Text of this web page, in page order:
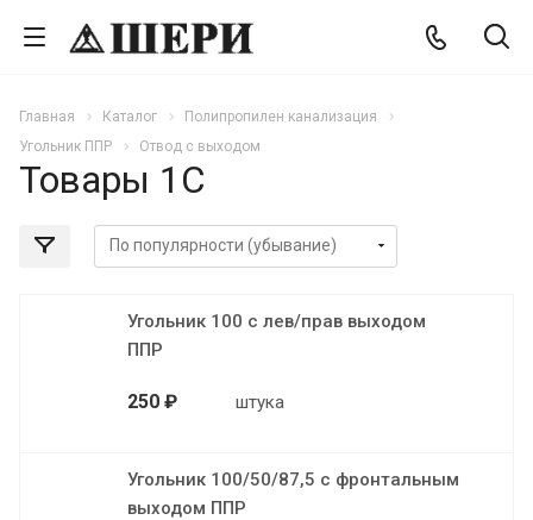
Главная Каталог
Полипропилен канализация
Угольник ППР
Отвод с выходом
Товары 1С
Угольник 100 с лев/прав выходом
ППР
250 ₽ штука
Угольник 100/50/87,5 с фронтальным
выходом ППР